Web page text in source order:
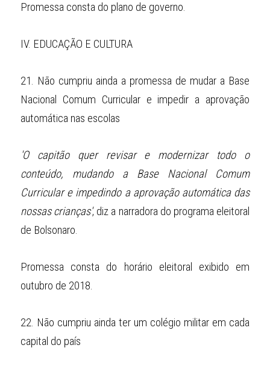
Promessa consta do plano de governo.
IV. EDUCAÇÃO E CULTURA
21. Não cumpriu ainda a promessa de mudar a Base
Nacional Comum Curricular e impedir a aprovação
automática nas escolas
'O capitão quer revisar e modernizar todo o
conteúdo, mudando a Base Nacional Comum
Curricular e impedindo a aprovação automática das
nossas crianças', diz a narradora do programa eleitoral
de Bolsonaro.
Promessa consta do horário eleitoral exibido em
outubro de 2018.
22. Não cumpriu ainda ter um colégio militar em cada
capital do país